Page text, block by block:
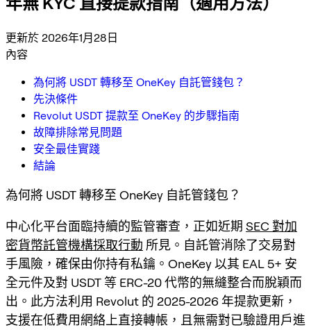
更新於 2026年1月28日
內容
為何將 USDT 轉移至 OneKey 自託管錢包？
先決條件
Revolut USDT 提款至 OneKey 的步驟指南
故障排除常見問題
安全最佳實踐
結論
為何將 USDT 轉移至 OneKey 自託管錢包？
中心化平台面臨持續的監管審查，正如近期 SEC 對加
密貨幣託管機構採取行動 所見。自託管消除了交易對
手風險，確保由你持有私鑰。OneKey 以其 EAL 5+ 安
全元件及對 USDT 等 ERC-20 代幣的無縫整合而脫穎而
出。此方法利用 Revolut 的 2025-2026 年提款更新，
支援在低費用網絡上直接轉帳，且無需對已驗證用戶進